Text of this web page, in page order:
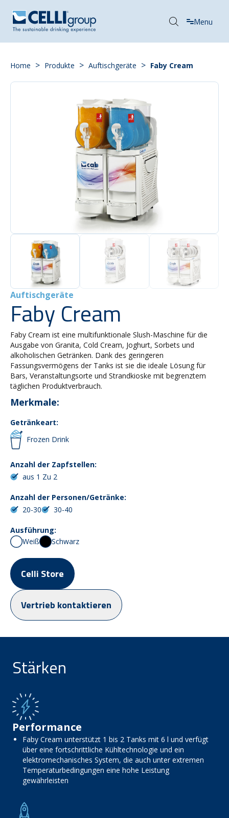
Menu
Home > Produkte > Auftischgeräte > Faby Cream
Auftischgeräte
Faby Cream
Faby Cream ist eine multifunktionale Slush-Maschine für die
Ausgabe von Granita, Cold Cream, Joghurt, Sorbets und
alkoholischen Getränken. Dank des geringeren
Fassungsvermögens der Tanks ist sie die ideale Lösung für
Bars, Veranstaltungsorte und Strandkioske mit begrenztem
täglichen Produktverbrauch.
Merkmale:
Getränkeart:
Frozen Drink
Anzahl der Zapfstellen:
aus 1 Zu 2
Anzahl der Personen/Getränke:
20-30
30-40
Ausführung:
Weiß
Schwarz
Celli Store
Vertrieb kontaktieren
Stärken
Performance
Faby Cream unterstützt 1 bis 2 Tanks mit 6 l und verfügt
über eine fortschrittliche Kühltechnologie und ein
elektromechanisches System, die auch unter extremen
Temperaturbedingungen eine hohe Leistung
gewährleisten